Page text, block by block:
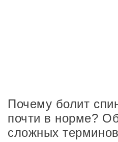
Почему болит
почти в норме?
сложных терминов